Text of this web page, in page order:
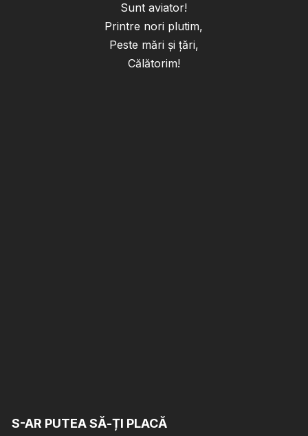
Sunt aviator!
Printre nori plutim,
Peste mări și țări,
Călătorim!
S-AR PUTEA SĂ-ȚI PLACĂ